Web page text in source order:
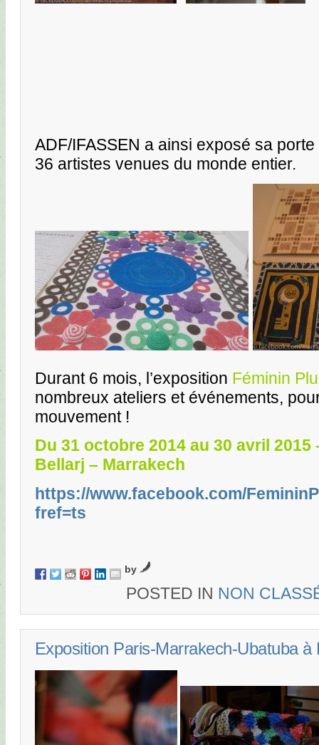
ADF/IFASSEN a ainsi exposé sa
36 artistes venues du monde entier.
Durant 6 mois, l’exposition Féminin
nombreux ateliers et événements,
mouvement !
Du 31 octobre 2014 au 30 avril 2015
Bellarj – Marrakech
https://www.facebook.com/
fref=ts
by
POSTED IN NON
Exposition Paris-Marrakech-Ubatuba à